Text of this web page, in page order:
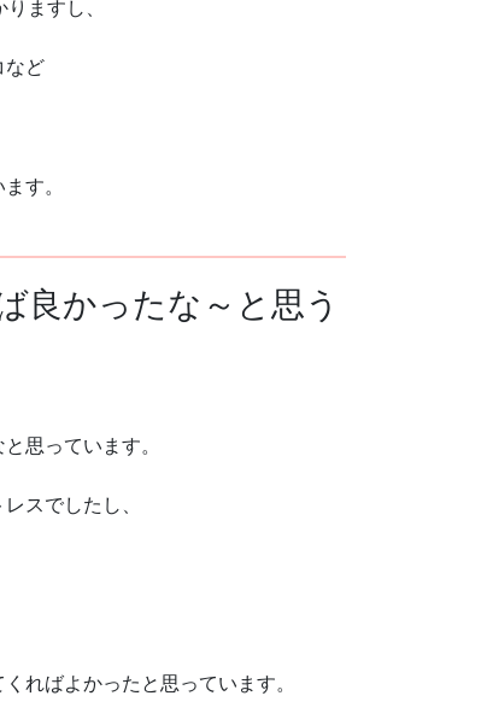
ますし、
など
す。
良かったな～と思う
思っています。
スでしたし、
ればよかったと思っています。